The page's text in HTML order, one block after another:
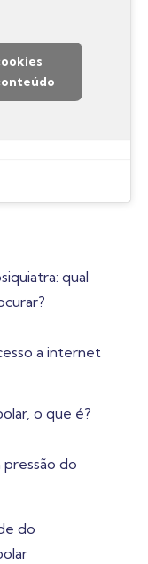
qual
a internet
o que é?
pressão do
do